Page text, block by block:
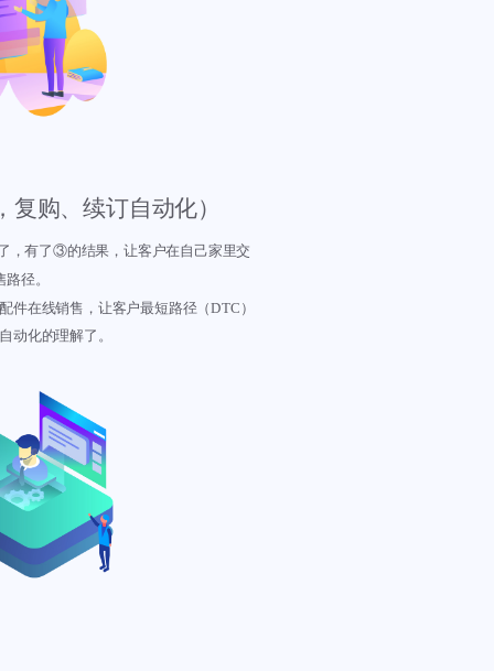
购、续订自动化）
，有了③的结果，让客户在自己家里交
径。
件在线销售，让客户最短路径（DTC）
动化的理解了。